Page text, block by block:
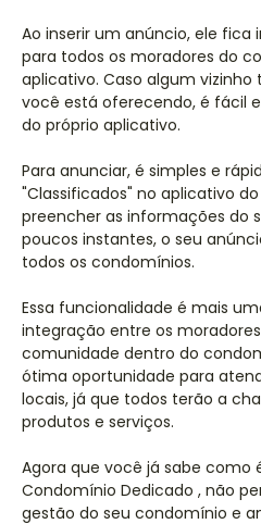
Ao inserir um anúncio, ele
para todos os moradores do
aplicativo. Caso algum vizinho
você está oferecendo, é fácil
do próprio aplicativo.
Para anunciar, é simples e
"Classificados" no aplicativo
preencher as informações do
poucos instantes, o seu
todos os condomínios.
Essa funcionalidade é mais
integração entre os
comunidade dentro do
ótima oportunidade para
locais, já que todos terão a
produtos e serviços.
Agora que você já sabe como
Condomínio Dedicado , não
gestão do seu condomínio e